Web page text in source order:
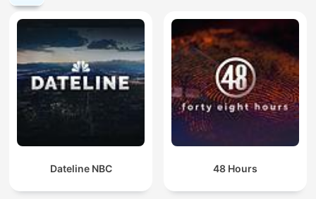
Dateline NBC 48 Hours